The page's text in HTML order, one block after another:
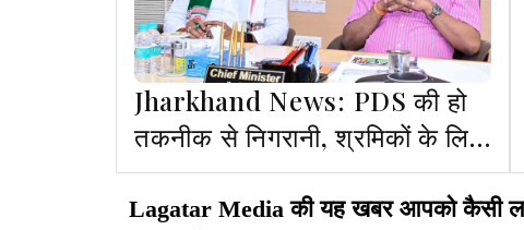
Jharkhand News: PDS की हो
तकनीक से निगरानी, श्रमिकों के लिए
बढ़ेंगे दाल-भात केंद्र: CM
Lagatar Media की यह खबर आपको कैसी